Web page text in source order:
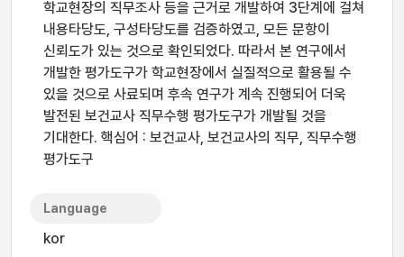
학교현장의 직무조사 등을 근거로 개발하여 3단계에 걸쳐
내용타당도, 구성타당도를 검증하였고, 모든 문항이
신뢰도가 있는 것으로 확인되었다. 따라서 본 연구에서
개발한 평가도구가 학교현장에서 실질적으로 활용될 수
있을 것으로 사료되며 후속 연구가 계속 진행되어 더욱
발전된 보건교사 직무수행 평가도구가 개발될 것을
기대한다. 핵심어 : 보건교사, 보건교사의 직무, 직무수행
평가도구
Language
kor